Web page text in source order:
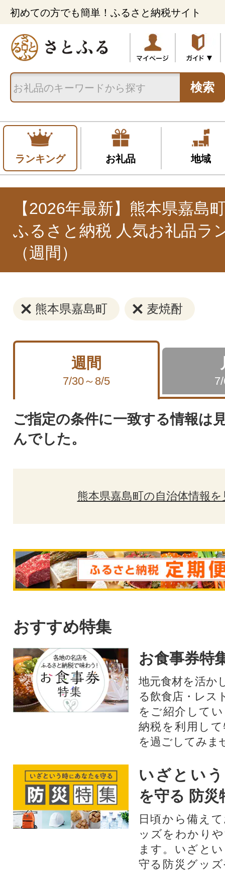
初めての方でも簡単！ふるさと納税サイト
検索
ランキング お礼品 地域
【2026年最新】熊本県嘉島
ふるさと納税 人気お礼品ラ
（週間）
熊本県嘉島町 麦焼酎
週間
7/30～8/5
ご指定の条件に一致する情報は
んでした。
熊本県嘉島町の自治体情報を
おすすめ特集
お食事券特
地元食材を活か
る飲食店・レス
をご紹介して
納税を利用し
を過ごしてみま
いざとい
を守る 防災
日頃から備え
ッズをわかり
ます。いざと
守る防災グッ